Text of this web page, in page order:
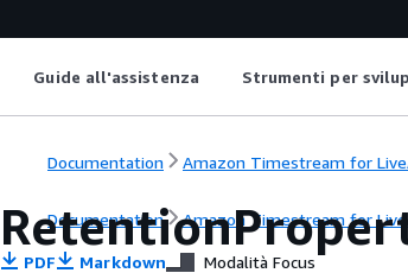
Guide all'assistenza Strumenti per
Documentation Amazon Timestream for
Documentation Amazon Timestream for
PDF Markdown Modalità Focus